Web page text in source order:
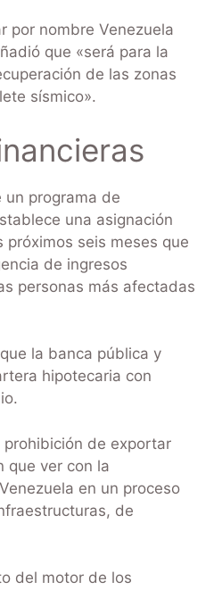
por nombre Venezuela
que «será para la
de las zonas
sísmico».
programa de
una asignación
próximos seis meses que
de ingresos
personas más afectadas
la banca pública y
hipotecaria con
de exportar
que ver con la
en un proceso
de
del motor de los